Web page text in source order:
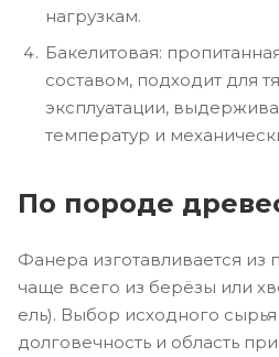
нагрузкам.
Бакелитовая:
составом, подходит для
эксплуатации,
температур и
По породе
Фанера изготавливается
чаще всего из берёзы или
ель). Выбор исходного
долговечность и область